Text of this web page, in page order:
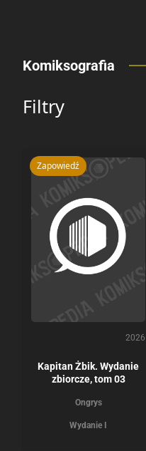
Komiksografia
Filtry
Zapowiedź
2026
Kapitan Żbik. Wydanie
zbiorcze, tom 03
Ongrys
Wydanie I